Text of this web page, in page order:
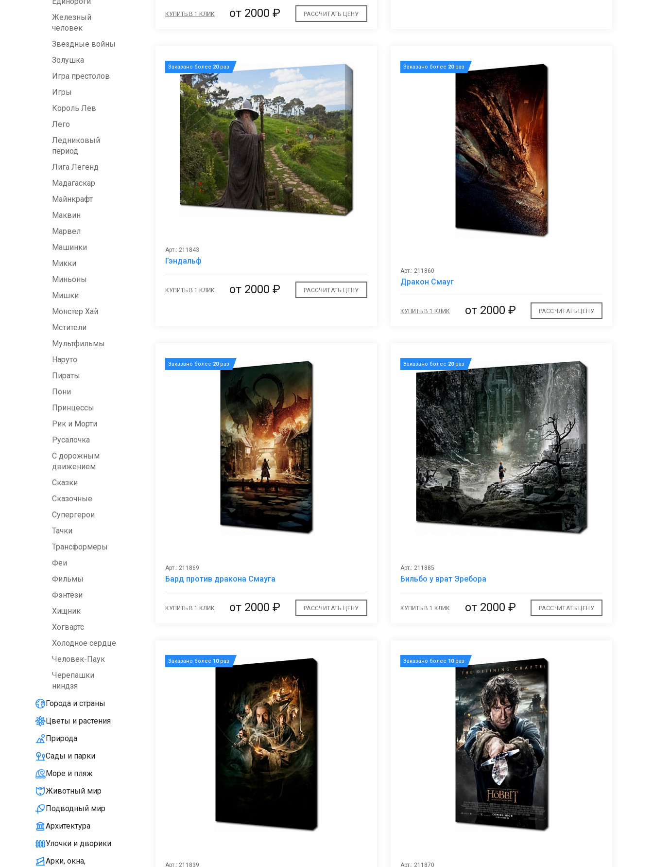
Железный
человек
Звездные войны
Золушка
Игра престолов
Игры
Король Лев
Лего
Ледниковый
период
Лига Легенд
Мадагаскар
Майнкрафт
Маквин
Марвел
Машинки
Микки
Миньоны
Мишки
Монстер Хай
Мстители
Мультфильмы
Наруто
Пираты
Пони
Принцессы
Рик и Морти
Русалочка
С дорожным
движением
Сказки
Сказочные
Супергерои
Тачки
Трансформеры
Феи
Фильмы
Фэнтези
Хищник
Хогвартс
Холодное сердце
Человек-Паук
Черепашки
ниндзя
Города и страны
Цветы и растения
Природа
Сады и парки
Море и пляж
Животный мир
Подводный мир
Архитектура
Улочки и дворики
Арки, окна,
КУПИТЬ В 1 КЛИК от 2000 ₽ РАССЧИТАТЬ ЦЕНУ
Заказано более 20раз
Арт.: 211843
Гэндальф
КУПИТЬ В 1 КЛИК от 2000 ₽ РАССЧИТАТЬ ЦЕНУ
Заказано более 20раз
Арт.: 211860
Дракон Смауг
КУПИТЬ В 1 КЛИК от 2000 ₽ РАССЧИТАТЬ ЦЕНУ
Заказано более 20раз
Арт.: 211869
Бард против дракона Смауга
избранное
КУПИТЬ В 1 КЛИК от 2000 ₽ РАССЧИТАТЬ ЦЕНУ
Заказано более 20раз
Арт.: 211885
Бильбо у врат Эребора
КУПИТЬ В 1 КЛИК от 2000 ₽ РАССЧИТАТЬ ЦЕНУ
Заказано более 10раз
Арт.: 211839
Заказано более 10раз
Арт.: 211870